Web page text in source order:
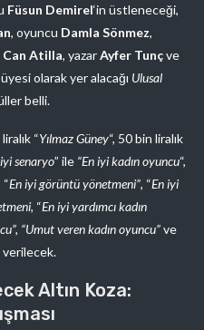
Füsun Demirel‘in üstleneceği,
, oyuncu Damla Sönmez,
Can Atilla, yazarAyfer Tunçve
üyesi olarak yer alacağı Ulusal
belli.
“Yılmaz Güney“, 50 bin liralık
senaryo” ile “En iyi kadın oyuncu“,
“En iyi görüntü yönetmeni”, “En iyi
, “En iyi yardımcı kadın
“Umut veren kadın oyuncu”ve
verilecek.
Altın Koza: